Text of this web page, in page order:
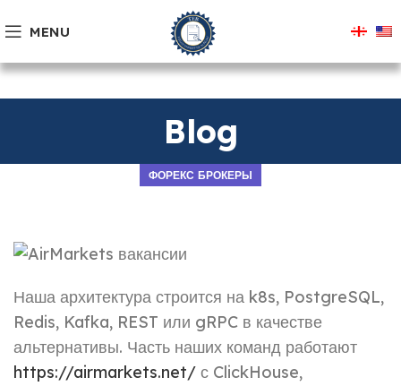
MENU
Blog
ФОРЕКС БРОКЕРЫ
Наша архитектура строится на k8s, PostgreSQL,
Redis, Kafka, REST или gRPC в качестве
альтернативы. Часть наших команд работают
https://airmarkets.net/ с ClickHouse,